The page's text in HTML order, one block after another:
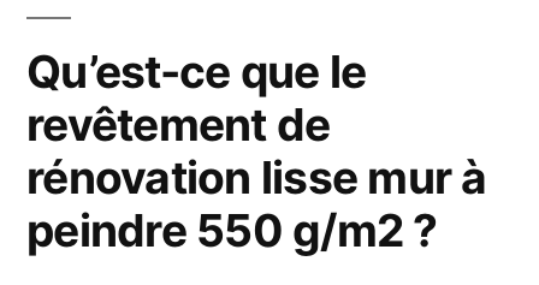
Qu’est-ce que le
revêtement de
rénovation lisse mur à
peindre 550 g/m2 ?